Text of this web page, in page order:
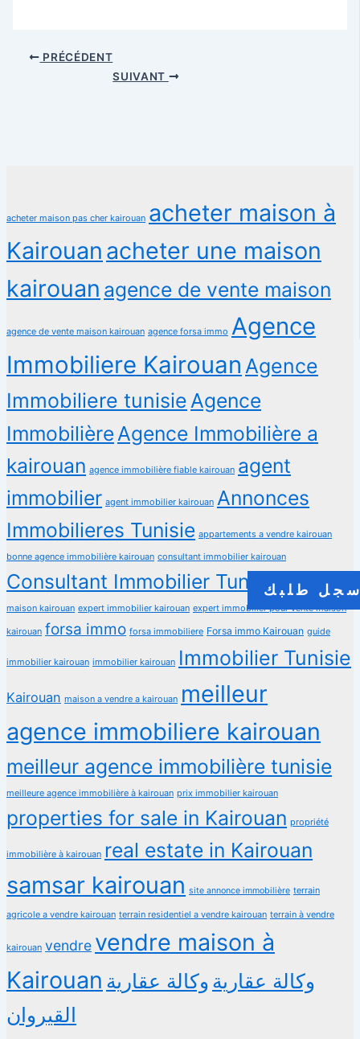
طلبك
PRÉCÉDENT
SUIVANT
acheter maison pas cher kairouan acheter maison à
Kairouan acheter une maison
kairouan agence de vente maison
agence de vente maison kairouan agence forsa immo Agence
Immobiliere Kairouan Agence
Immobiliere tunisie Agence
Immobilière Agence Immobilière a
kairouan agence immobilière fiable kairouan agent
immobilier agent immobilier kairouan Annonces
Immobilieres Tunisie appartements a vendre kairouan
bonne agence immobilière kairouan consultant immobilier kairouan
Consultant Immobilier Tunisie
estimation
maison kairouan expert immobilier kairouan expert immobilier pour vente maison
kairouan forsa immo forsa immobiliere Forsa immo Kairouan guide
immobilier kairouan immobilier kairouan Immobilier Tunisie
Kairouan maison a vendre a kairouan meilleur
agence immobiliere kairouan
meilleur agence immobilière tunisie
meilleure agence immobilière à kairouan prix immobilier kairouan
properties for sale in Kairouan propriété
immobilière à kairouan real estate in Kairouan
samsar kairouan site annonce immobilière terrain
agricole a vendre kairouan terrain residentiel a vendre kairouan terrain à vendre
kairouan vendre vendre maison à
Kairouan
وكالة عقارية وكالة عقارية
القيروان